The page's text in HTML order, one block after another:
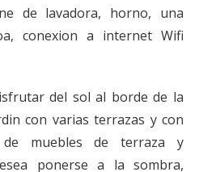
de lavadora, horno, una
conexion a internet Wifi
del sol al borde de la
con varias terrazas y con
de muebles de terraza y
ponerse a la sombra,